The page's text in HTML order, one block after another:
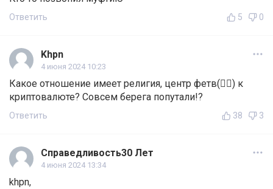
Ответить 5 0
Khpn
4 июня 2024 10:23
Какое отношение имеет религия, центр фетв(🤷‍♀️) к
криптовалюте? Совсем берега попутали!?
Ответить 38 3
Справедливость30 Лет
4 июня 2024 13:34
khpn,